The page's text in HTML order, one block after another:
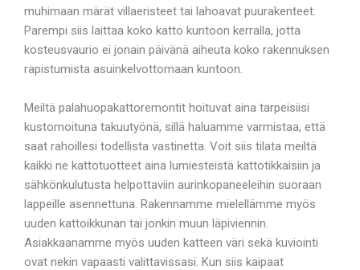
muhimaan märät villaeristeet tai lahoavat puurakenteet.
Parempi siis laittaa koko katto kuntoon kerralla, jotta
kosteusvaurio ei jonain päivänä aiheuta koko rakennuksen
rapistumista asuinkelvottomaan kuntoon.
Meiltä palahuopakattoremontit hoituvat aina tarpeisiisi
kustomoituna takuutyönä, sillä haluamme varmistaa, että
saat rahoillesi todellista vastinetta. Voit siis tilata meiltä
kaikki ne kattotuotteet aina lumiesteistä kattotikkaisiin ja
sähkönkulutusta helpottaviin aurinkopaneeleihin suoraan
lappeille asennettuna. Rakennamme mielellämme myös
uuden kattoikkunan tai jonkin muun läpiviennin.
Asiakkaanamme myös uuden katteen väri sekä kuviointi
ovat nekin vapaasti valittavissasi. Kun siis kaipaat